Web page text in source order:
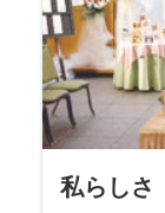
私らしさ